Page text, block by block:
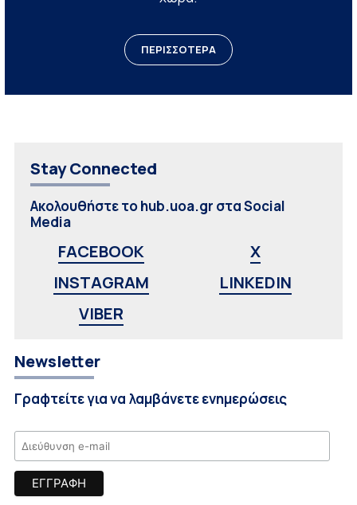
ΠΕΡΙΣΣΟΤΕΡΑ
Stay Connected
Ακολουθήστε το hub.uoa.gr στα Social
Media
FACEBOOK
X
INSTAGRAM
LINKEDIN
VIBER
Newsletter
Γραφτείτε για να λαμβάνετε ενημερώσεις